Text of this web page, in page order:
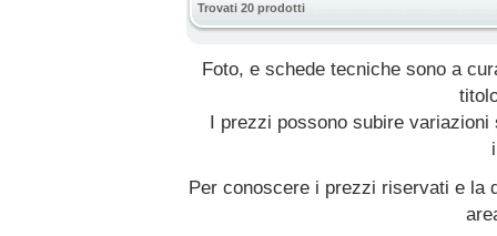
Trovati 20 prodotti
Foto, e schede tecniche sono a
I prezzi possono subire
Per conoscere i prezzi riservati e la